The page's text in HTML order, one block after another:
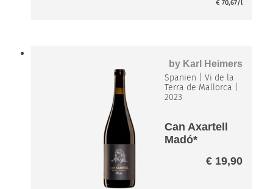
€ 70,67/l
by Karl Heimers
Spanien |Vi de la
Terra de Mallorca
2023
Can Axartell
Madó*
€19,90